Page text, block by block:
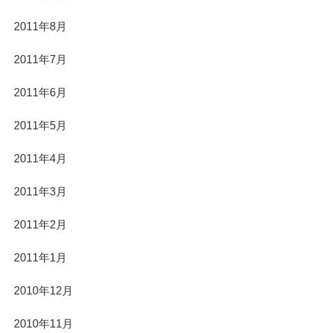
2011年8月
2011年7月
2011年6月
2011年5月
2011年4月
2011年3月
2011年2月
2011年1月
2010年12月
2010年11月